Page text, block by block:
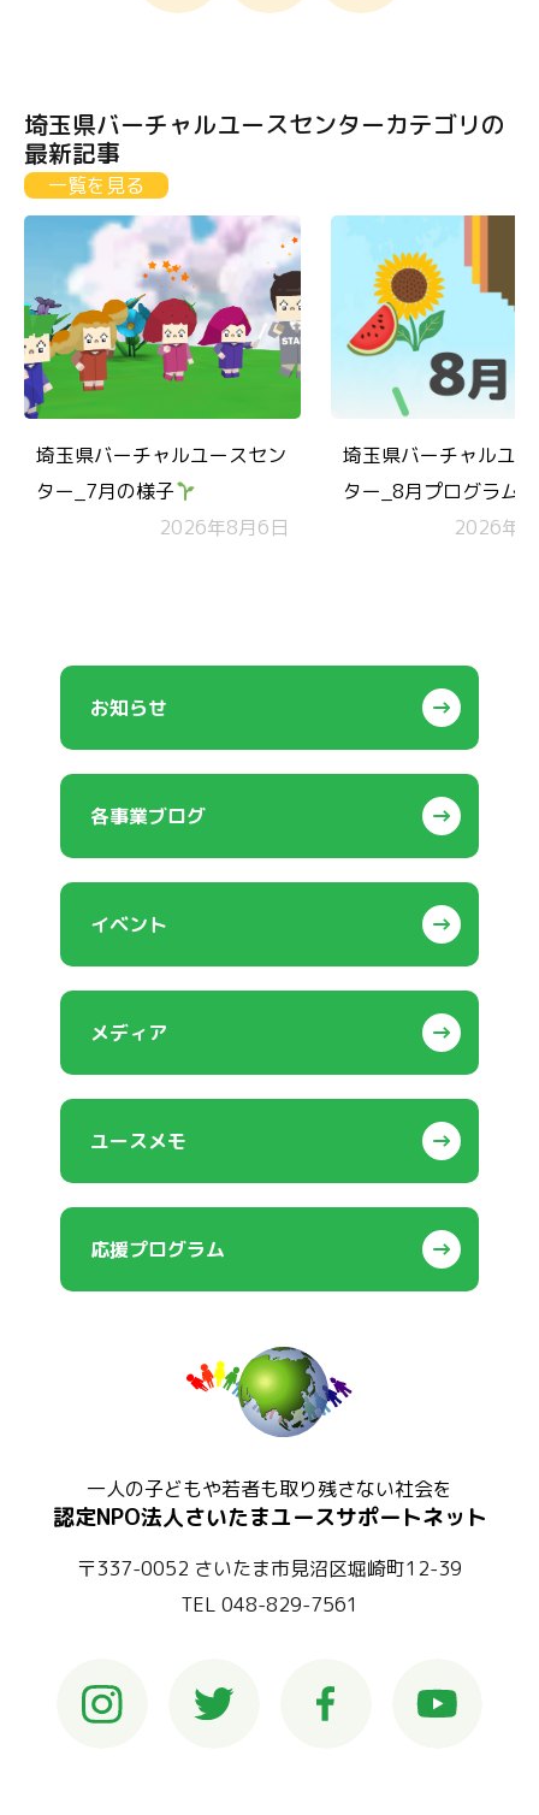
埼玉県バーチャルユースセンターカテゴリの
最新記事
一覧を見る
埼玉県バーチャルユースセン
ター_7月の様子
2026年8月6日
埼玉県バーチャルユ
ター_8月プログラム
2026年7
お知らせ
各事業ブログ
イベント
メディア
ユースメモ
応援プログラム
一人の子どもや若者も取り残さない社会を
認定NPO法人さいたまユースサポートネット
〒337-0052 さいたま市見沼区堀崎町12-39
TEL 048-829-7561